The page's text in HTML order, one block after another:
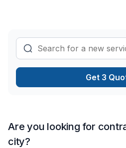
Get 3
Are you looking for
city?